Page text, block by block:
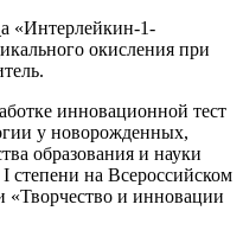
«Интерлейкин-1-
окисления при
инновационной тест
у новорожденных,
образования и науки
степени на Всероссийском
и инновации